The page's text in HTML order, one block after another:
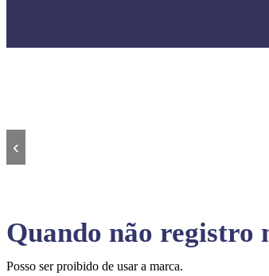
‹
Quando não registro
Posso ser proibido de usar a marca.